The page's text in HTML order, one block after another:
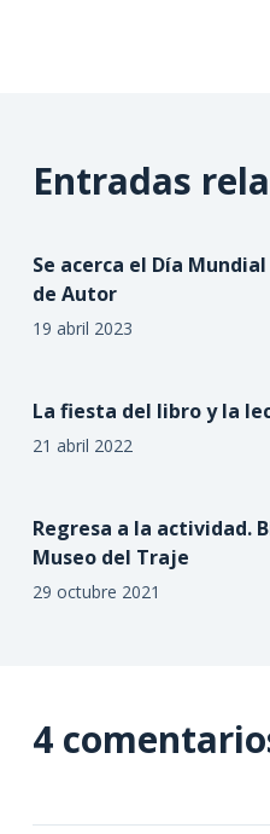
Entradas
Se acerca el Día
de Autor
19 abril 2023
La fiesta del libro y la
21 abril 2022
Regresa a la actividad.
Museo del Traje
29 octubre 2021
4